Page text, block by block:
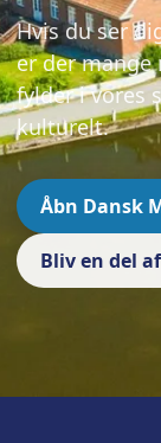
Hvis du ser
er der mange
fylder i vores
kulturelt.
Åbn Dansk
Bliv en del